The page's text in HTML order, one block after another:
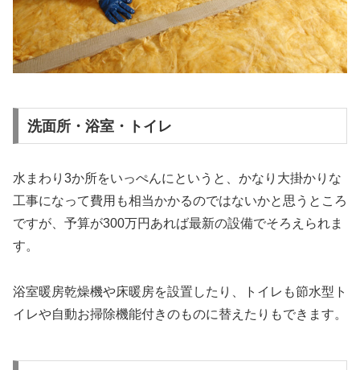
洗面所・浴室・トイレ
水まわり3か所をいっぺんにというと、かなり大掛かりな
工事になって費用も相当かかるのではないかと思うところ
ですが、予算が300万円あれば最新の設備でそろえられま
す。
浴室暖房乾燥機や床暖房を設置したり、トイレも節水型ト
イレや自動お掃除機能付きのものに替えたりもできます。